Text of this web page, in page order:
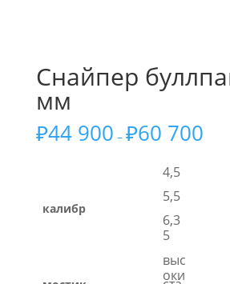
Снайпер
мм
₽44 900 – ₽60 700
калибр
4,5
5,5
6,3
5
выс
оки